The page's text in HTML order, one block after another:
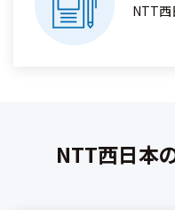
NTT西
NTT西日本